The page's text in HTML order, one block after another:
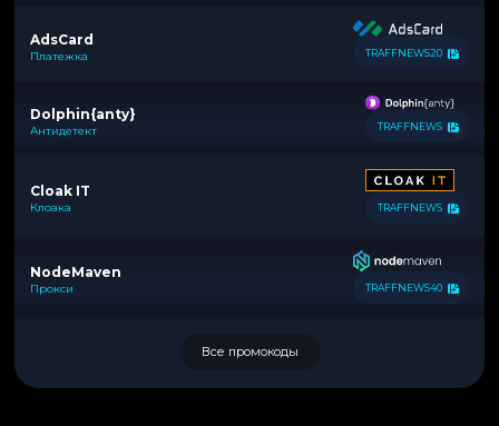
AdsCard
Платежка TRAFFNEWS20
Dolphin{anty}
Антидетект TRAFFNEWS
Cloak IT
Клоака TRAFFNEWS
NodeMaven
Прокси TRAFFNEWS40
Все промокоды